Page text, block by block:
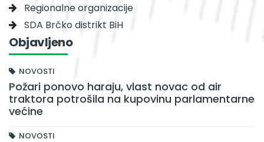
Regionalne organizacije
SDA Brčko distrikt BiH
Objavljeno
NOVOSTI
Požari ponovo haraju, vlast novac od air
traktora potrošila na kupovinu parlamentarne
većine
NOVOSTI